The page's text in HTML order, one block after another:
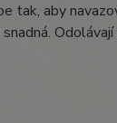
tak, aby